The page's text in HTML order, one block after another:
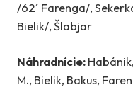
/62´ Farenga/,
Bielik/, Šlabjar
Náhradnície:
M., Bielik, Bakus,